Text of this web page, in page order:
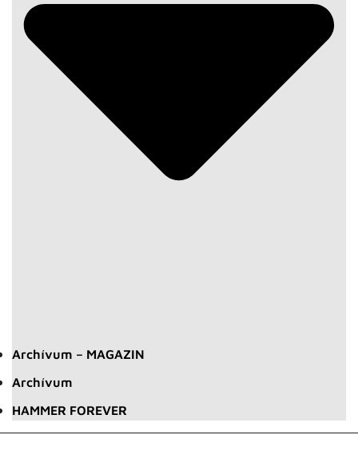
Archívum – MAGAZIN
Archívum
HAMMER FOREVER